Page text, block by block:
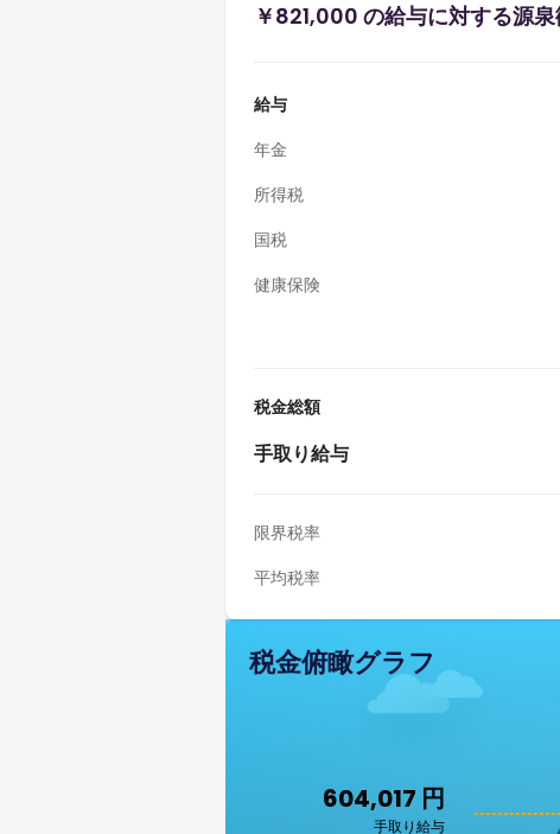
￥821,000 の給与に対する源
給与
年金
所得税
国税
健康保険
税金総額
手取り給与
限界税率
平均税率
税金俯瞰グラフ
604,017 円
手取り給与